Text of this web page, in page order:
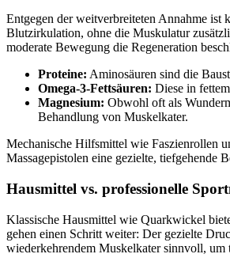
Entgegen der weitverbreiteten Annahme ist
Blutzirkulation, ohne die Muskulatur
moderate Bewegung die Regeneration
Proteine: Aminosäuren sind die
Omega-3-Fettsäuren: Diese in
Magnesium: Obwohl oft als
Behandlung von Muskelkater.
Mechanische Hilfsmittel wie Faszienrollen
Massagepistolen eine gezielte, tiefgehende
Hausmittel vs. professionelle
Klassische Hausmittel wie Quarkwickel
gehen einen Schritt weiter: Der gezielte
wiederkehrendem Muskelkater sinnvoll, um